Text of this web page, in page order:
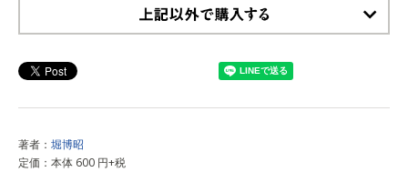
著者： 堀博昭
定価：本体 600 円+税